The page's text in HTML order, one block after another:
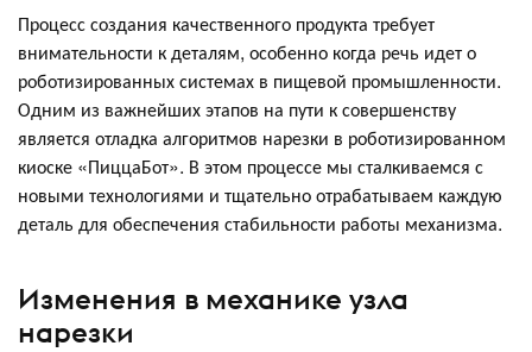
Процесс создания качественного продукта требует
внимательности к деталям, особенно когда речь идет о
роботизированных системах в пищевой промышленности.
Одним из важнейших этапов на пути к совершенству
является отладка алгоритмов нарезки в роботизированном
киоске «ПиццаБот». В этом процессе мы сталкиваемся с
новыми технологиями и тщательно отрабатываем каждую
деталь для обеспечения стабильности работы механизма.
Изменения в механике узла
нарезки